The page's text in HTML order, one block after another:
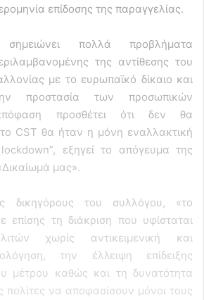
επίδοσης της παραγγελίας.
σημειώνει πολλά προβλήματα
της αντίθεσης του
με το ευρωπαϊκό δίκαιο και
προστασία των προσωπικών
προσθέτει ότι δεν θα
το CST θα ήταν η μόνη εναλλακτική
εξηγεί το απόγευμα της
μας».
δικηγόρους του συλλόγου, «το
επίσης τη διάκριση που υφίσταται
χωρίς αντικειμενική και
την έλλειψη επίδειξης
μέτρου καθώς και τη δυνατότητα
πολίτες να αποφασίσουν μόνοι τους